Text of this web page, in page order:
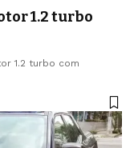
1.2 turbo
1.2 turbo com